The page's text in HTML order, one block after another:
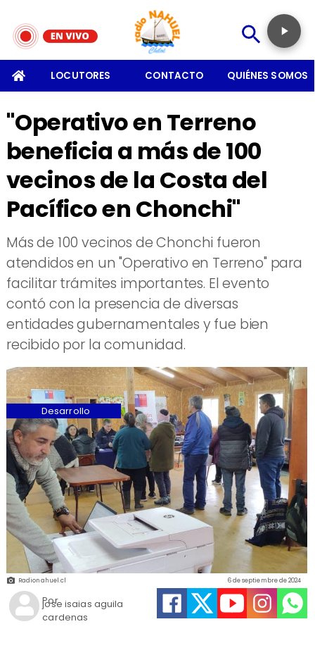
LOCUTORES CONTACTO QUIÉNES SOMOS
"Operativo en Terreno
beneficia a más de 100
vecinos de la Costa del
Pacífico en Chonchi"
Más de 100 vecinos de Chonchi fueron
atendidos en un "Operativo en Terreno" para
facilitar trámites importantes. El evento
contó con la presencia de diversas
entidades gubernamentales y fue bien
recibido por la comunidad.
Radionahuel.cl
jose isaias aguila
cardenas
6 de septiembre de 2024
Desarrollo
Por